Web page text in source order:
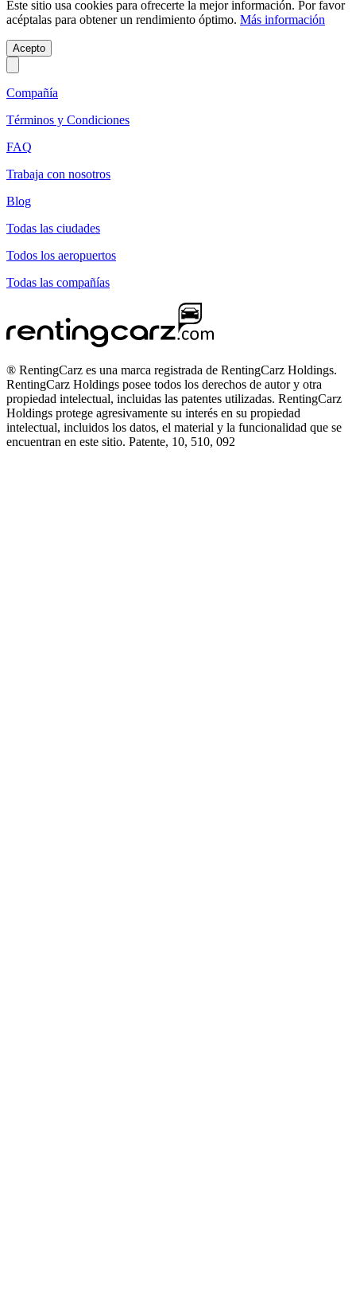
Este sitio usa cookies para ofrecerte la mejor información. Por favor
acéptalas para obtener un rendimiento óptimo. Más información
Acepto
Compañía
Términos y Condiciones
FAQ
Trabaja con nosotros
Blog
Todas las ciudades
Todos los aeropuertos
Todas las compañías
® RentingCarz es una marca registrada de RentingCarz Holdings.
RentingCarz Holdings posee todos los derechos de autor y otra
propiedad intelectual, incluidas las patentes utilizadas. RentingCarz
Holdings protege agresivamente su interés en su propiedad
intelectual, incluidos los datos, el material y la funcionalidad que se
encuentran en este sitio. Patente, 10, 510, 092